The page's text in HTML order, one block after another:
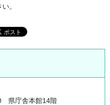
。
県庁舎本館14階